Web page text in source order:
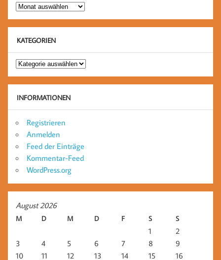
Archive
KATEGORIEN
Kategorien
INFORMATIONEN
Registrieren
Anmelden
Feed der Einträge
Kommentar-Feed
WordPress.org
August 2026
M D M D F S S
1
2
3
4 5 6 7 8
9
10
11 12 13 14 15 16